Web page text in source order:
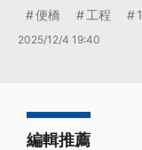
便橋 工程
2025/12/4 19:40
編輯推薦